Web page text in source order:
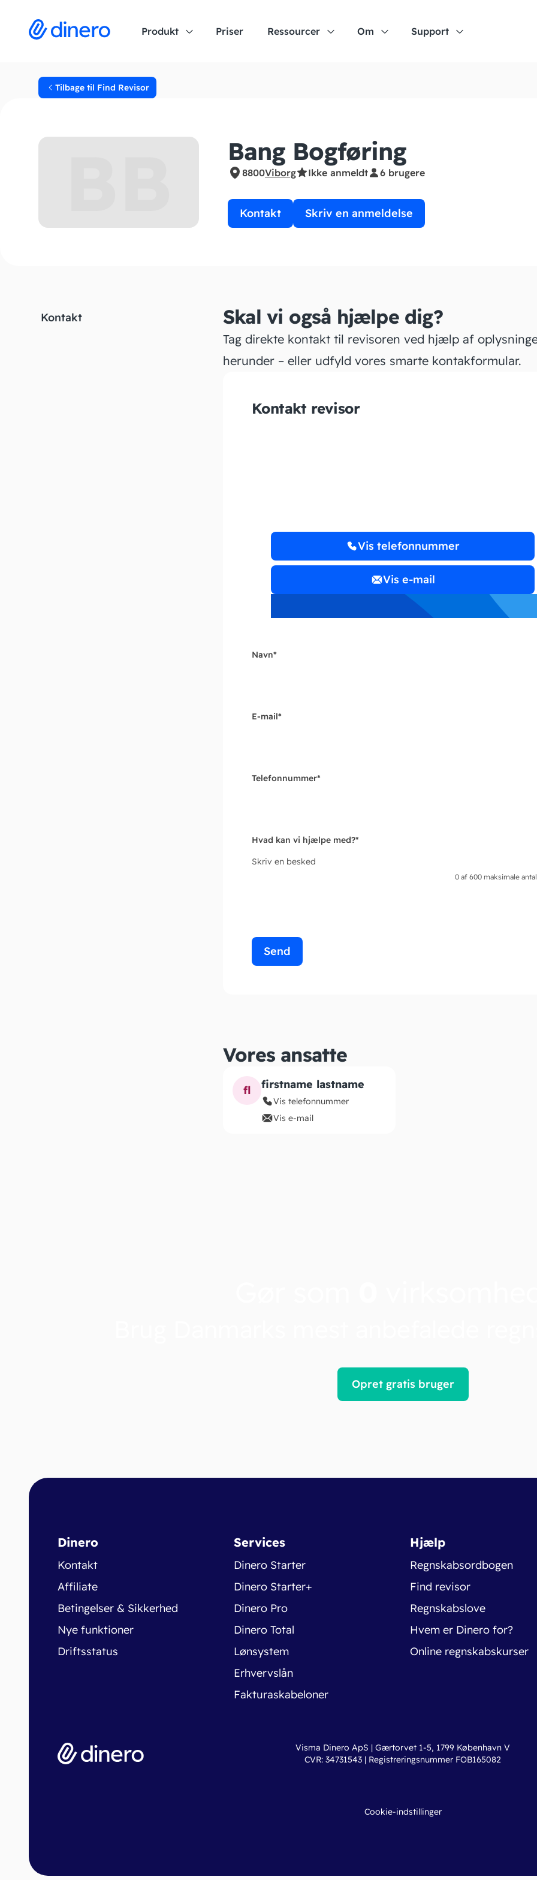
Produkt Priser Ressourcer Om Support
Tilbage til Find Revisor
Bang Bogføring
8800Viborg Ikke anmeldt 6 brugere
Kontakt Skriv en anmeldelse
Kontakt Skal vi også hjælpe dig?
Tag direkte kontakt til revisoren ved hjælp af
herunder – eller udfyld vores smarte kontakformular.
Kontakt revisor
Vis telefonnummer
Vis e-mail
Navn*
E-mail*
Telefonnummer*
Hvad kan vi hjælpe med?*
Skriv en besked
0 af 600 maksimale
Vores ansatte
fl firstname lastname
Vis telefonnummer
Vis e-mail
Opret gratis bruger
Dinero
Kontakt
Affiliate
Betingelser & Sikkerhed
Nye funktioner
Driftsstatus
Services
Dinero Starter
Dinero Starter+
Dinero Pro
Dinero Total
Lønsystem
Erhvervslån
Fakturaskabeloner
Hjælp
Regnskabsordbogen
Find revisor
Regnskabslove
Hvem er Dinero for?
Online regnskabskurser
Visma Dinero ApS | Gærtorvet 1-5, 1799 København V
CVR: 34731543 | Registreringsnummer FOB165082
Cookie-indstillinger